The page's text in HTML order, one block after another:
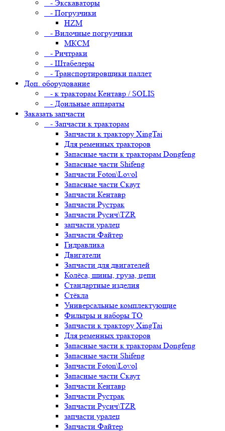
- Экскаваторы
- Погрузчики
HZM
- Вилочные погрузчики
МКСМ
- Ричтраки
- Штабелеры
- Транспортировщики паллет
Доп. оборудование
- к тракторам Кентавр / SOLIS
- Доильные аппараты
Заказать запчасти
- Запчасти к тракторам
Запчасти к трактору XingTai
Для ременных тракторов
Запасные части к тракторам Dongfeng
Запасные части Shifeng
Запчасти Foton\Lovol
Запасные части Скаут
Запчасти Кентавр
Запчасти Рустрак
Запчасти Русич\TZR
запчасти уралец
Запчасти Файтер
Гидравлика
Двигатели
Запчасти для двигателей
Колёса, шины, груза, цепи
Стандартные изделия
Стёкла
Универсальные комплектующие
Фильтры и наборы ТО
Запчасти к трактору XingTai
Для ременных тракторов
Запасные части к тракторам Dongfeng
Запасные части Shifeng
Запчасти Foton\Lovol
Запасные части Скаут
Запчасти Кентавр
Запчасти Рустрак
Запчасти Русич\TZR
запчасти уралец
Запчасти Файтер